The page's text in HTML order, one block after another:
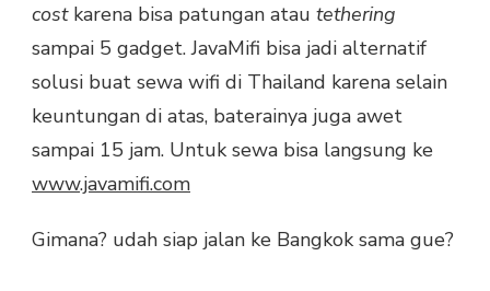
costkarena bisa patungan atau tethering
sampai 5 gadget. JavaMifi bisa jadi alternatif
solusi buat sewa wifi di Thailand karena selain
keuntungan di atas, baterainya juga awet
sampai 15 jam. Untuk sewa bisa langsung ke
www.javamifi.com
Gimana? udah siap jalan ke Bangkok sama gue?